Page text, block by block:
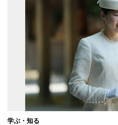
学ぶ・知る